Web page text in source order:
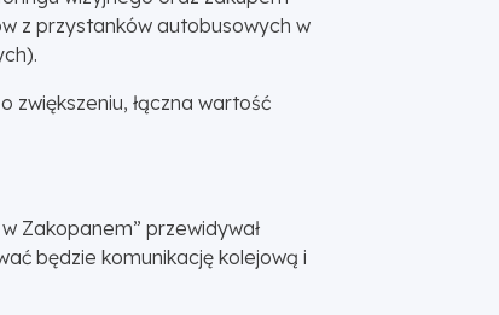
z przystanków autobusowych w
zwiększeniu, łączna wartość
Zakopanem” przewidywał
będzie komunikację kolejową i